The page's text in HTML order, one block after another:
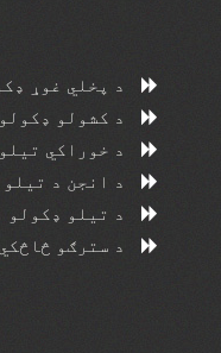
د پخلي غوړ
د کشولو
د خوراکي
د انجن د
د تیلو ډکولو
د سترګو